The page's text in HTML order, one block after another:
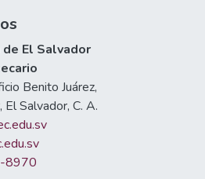
El Salvador
Benito Juárez,
Salvador, C. A.
8970